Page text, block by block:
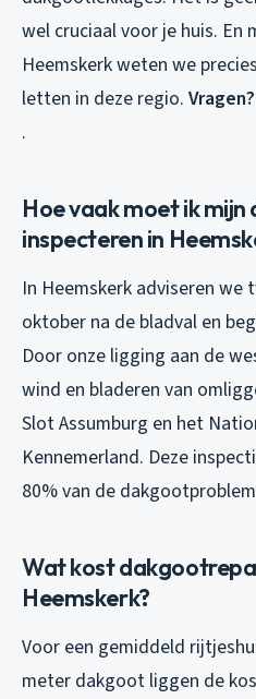
wel cruciaal voor je huis. En
Heemskerk weten we
letten in deze regio.
.
Hoe vaak moet ik
inspecteren in
In Heemskerk adviseren we
oktober na de bladval en
Door onze ligging aan de
wind en bladeren van
Slot Assumburg en het
Kennemerland. Deze
80% van de
Wat kost
Heemskerk?
Voor een gemiddeld
meter dakgoot liggen de